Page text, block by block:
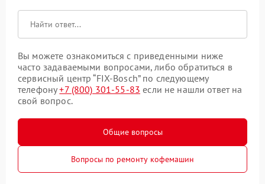
Вы можете ознакомиться с приведенными ниже
часто задаваемыми вопросами, либо обратиться в
сервисный центр “FIX-Bosch” по следующему
телефону+7 (800) 301-55-83 если не нашли ответ на
свой вопрос.
Общие вопросы
Вопросы по ремонту кофемашин